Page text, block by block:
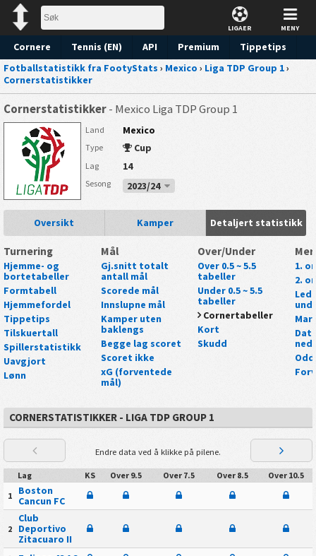
LIGAER MENY
Cornere Tennis (EN) API Premium
Tippetips
Fotballstatistikk fra FootyStats › Mexico › Liga TDP Group 1›
Cornerstatistikker
Cornerstatistikker- Mexico Liga TDP Group 1
Land Mexico
Type Cup
Lag 14
Sesong 2023/24
Oversikt Kamper Detaljert statistikk
Turnering
Hjemme- og
bortetabeller
Formtabell
Hjemmefordel
Tippetips
Tilskuertall
Spillerstatistikk
Uavgjort
Lønn
Mål
Gj.snitt totalt
antall mål
Scorede mål
Innslupne mål
Kamper uten
baklengs
Begge lag scoret
Scoret ikke
xG (forventede
mål)
Over/Under
Over 0.5 ~ 5.5
tabeller
Under 0.5 ~ 5.5
tabeller
Cornertabeller
Kort
Skudd
Mer
1.
2.
CORNERSTATISTIKKER - LIGA TDP GROUP 1
Endre data ved å klikke på pilene.
Lag KS Over 9.5 Over 7.5 Over 8.5
Over 10.5
1
Boston
Cancun FC
2
Club
Deportivo
Zitacuaro II